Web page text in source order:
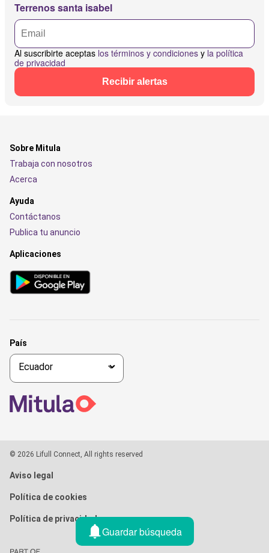
Terrenos santa isabel
Al suscribirte aceptas los términos y condiciones y la política
de privacidad
Recibir alertas
Guardar búsqueda
Sobre Mitula
Trabaja con nosotros
Acerca
Ayuda
Contáctanos
Publica tu anuncio
Aplicaciones
País
© 2026 Lifull Connect, All rights reserved
Aviso legal
Política de cookies
Política de privacidad